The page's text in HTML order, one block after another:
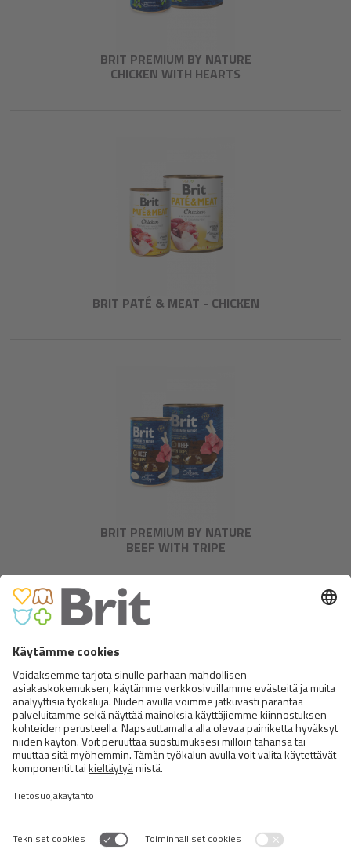
BRIT PREMIUM BY NATURE
CHICKEN WITH HEARTS
BRIT PATÉ & MEAT - CHICKEN
BRIT PREMIUM BY NATURE
BEEF WITH TRIPE
BRIT PATÉ & MEAT - RABBIT